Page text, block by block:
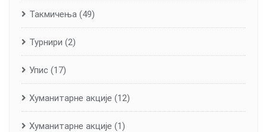
Такмичења (49)
Турнири (2)
Упис (17)
Хуманитарне aкције (12)
Хуманитарне акције (1)